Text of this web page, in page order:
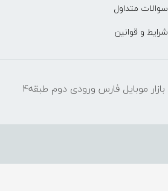
سوالات متداول
شرایط و قوانین
آدرس: شیراز خیابان داریوش (توحید) بازار موبایل فارس ورودی دوم طبقه4